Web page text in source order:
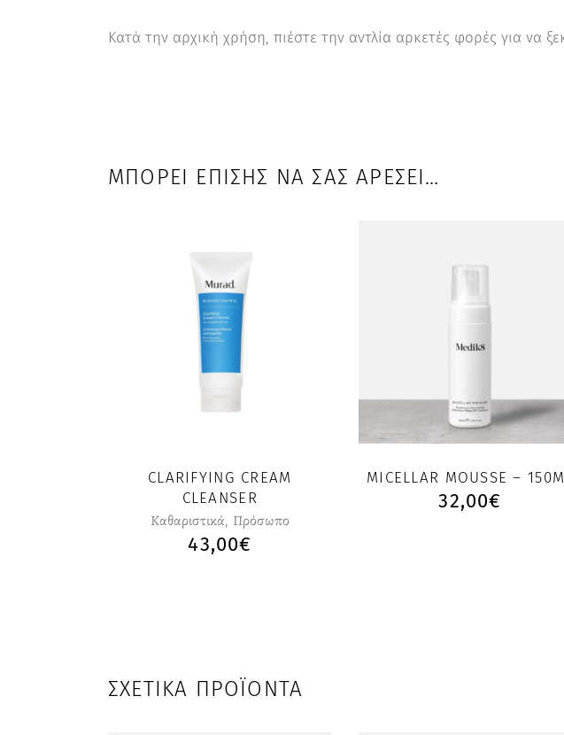
Κατά την αρχική χρήση, πιέστε την αντλία αρκετές φορές για να
ΜΠΟΡΕΊ ΕΠΊΣΗΣ ΝΑ ΣΑΣ ΑΡΈΣΕΙ…
CLARIFYING CREAM
CLEANSER
Καθαριστικά, Πρόσωπο
43,00€
MICELLAR MOUSSE –
32,00€
ΣΧΕΤΙΚΆ ΠΡΟΪΌΝΤΑ